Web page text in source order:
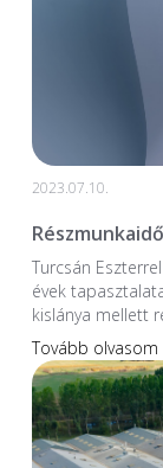
2023.07.10.
Turcsán
évek
kislánya mellett
Tovább